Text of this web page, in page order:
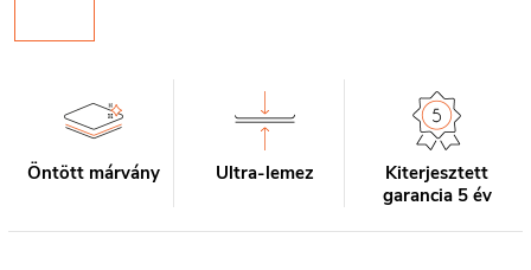
Öntött márvány Ultra-lemez
Kiterjesztett
garancia 5 év